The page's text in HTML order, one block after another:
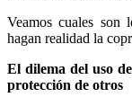
Veamos cuales son
hagan realidad la
El dilema del uso
protección de otros